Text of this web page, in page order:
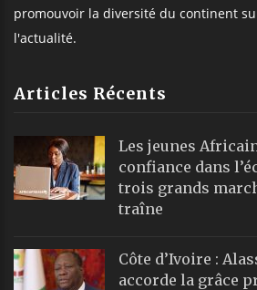
promouvoir la diversité du continent
l'actualité.
Articles Récents
Les jeunes
confiance dans
trois grands
traîne
Côte d’Ivoire :
accorde la grâce